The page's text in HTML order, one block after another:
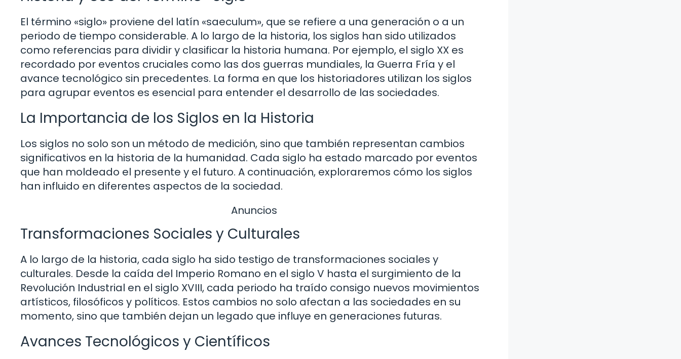
El término «siglo» proviene del latín «saeculum», que se refiere a una generación o a un
periodo de tiempo considerable. A lo largo de la historia, los siglos han sido utilizados
como referencias para dividir y clasificar la historia humana. Por ejemplo, el siglo XX es
recordado por eventos cruciales como las dos guerras mundiales, la Guerra Fría y el
avance tecnológico sin precedentes. La forma en que los historiadores utilizan los siglos
para agrupar eventos es esencial para entender el desarrollo de las sociedades.
La Importancia de los Siglos en la Historia
Los siglos no solo son un método de medición, sino que también representan cambios
significativos en la historia de la humanidad. Cada siglo ha estado marcado por eventos
que han moldeado el presente y el futuro. A continuación, exploraremos cómo los siglos
han influido en diferentes aspectos de la sociedad.
Anuncios
Transformaciones Sociales y Culturales
A lo largo de la historia, cada siglo ha sido testigo de transformaciones sociales y
culturales. Desde la caída del Imperio Romano en el siglo V hasta el surgimiento de la
Revolución Industrial en el siglo XVIII, cada periodo ha traído consigo nuevos movimientos
artísticos, filosóficos y políticos. Estos cambios no solo afectan a las sociedades en su
momento, sino que también dejan un legado que influye en generaciones futuras.
Avances Tecnológicos y Científicos